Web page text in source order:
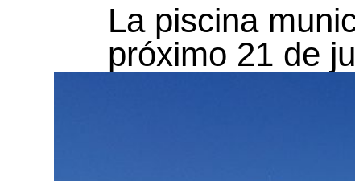
La piscina
próximo 21 de